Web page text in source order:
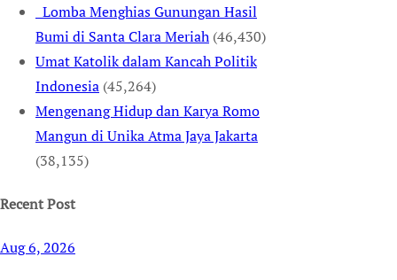
Lomba Menghias Gunungan Hasil
Bumi di Santa Clara Meriah (46,430)
Umat Katolik dalam Kancah Politik
Indonesia (45,264)
Mengenang Hidup dan Karya Romo
Mangun di Unika Atma Jaya Jakarta
(38,135)
Recent Post
Aug 6, 2026